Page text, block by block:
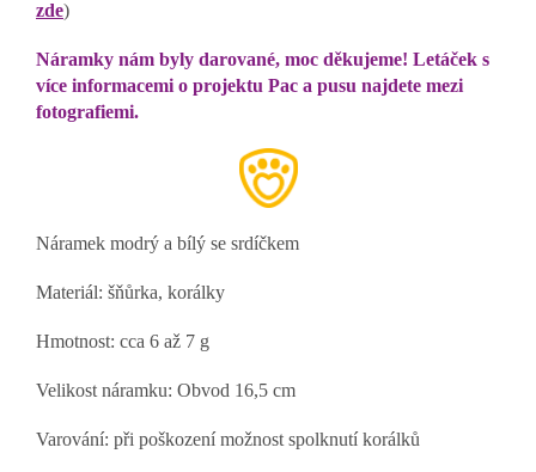
zde)
Náramky nám byly darované, moc děkujeme! Letáček s
více informacemi o projektu Pac a pusu najdete mezi
fotografiemi.
Náramek modrý a bílý se srdíčkem
Materiál: šňůrka, korálky
Hmotnost: cca 6 až 7 g
Velikost náramku: Obvod 16,5 cm
Varování: při poškození možnost spolknutí korálků